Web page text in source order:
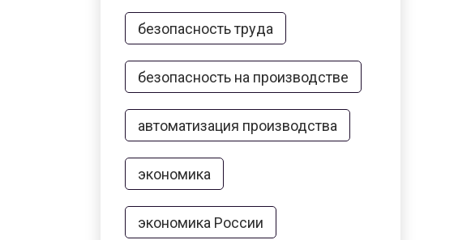
безопасность труда
безопасность на производстве
автоматизация производства
экономика
экономика России